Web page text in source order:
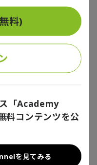
まり、納税者と地域とが新し
ふるさと納税を、地域間の所
なげるためには、都市住民ら
係人口」[2] とする仕掛けが必
魅力を伝えにくいプラットフ
要がある。そのためには、個
）の考え方がカギとなろ
きで域外の個人・企業との共
実現が近づくはずである。
～地
くり,
り多様な働き方をもたらす事
現実的には、旧来の製造業中
誘致が従来型の「工場誘致」
う。 製造業を中心とした機
産性の向上など経済振興に関
整理するとともに、リスクに
示したい。
状 ～
して
料)
「Academy
料コンテンツを公
を見てみる